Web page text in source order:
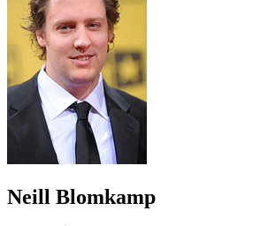
Neill Blomkamp